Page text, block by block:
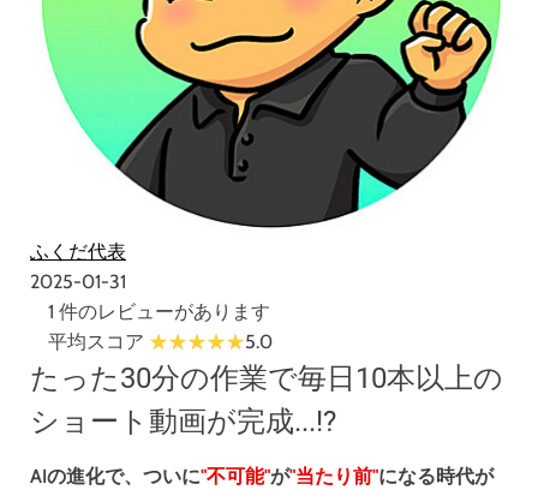
ふくだ代表
2025-01-31
1 件のレビューがあります
平均スコア
5.0
たった30分の作業で毎日10本以上の
ショート動画が完成...!?
AIの進化で、ついに"不可能"が"当たり前"になる時代が